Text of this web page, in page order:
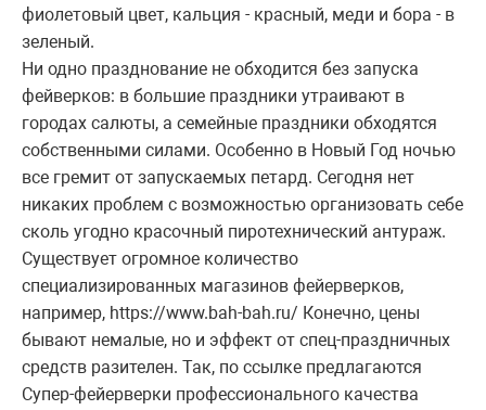
фиолетовый цвет, кальция - красный, меди и бора - в
зеленый.
Ни одно празднование не обходится без запуска
фейверков: в большие праздники утраивают в
городах салюты, а семейные праздники обходятся
собственными силами. Особенно в Новый Год ночью
все гремит от запускаемых петард. Сегодня нет
никаких проблем с возможностью организовать себе
сколь угодно красочный пиротехнический антураж.
Существует огромное количество
специализированных магазинов фейерверков,
например, https://www.bah-bah.ru/ Конечно, цены
бывают немалые, но и эффект от спец-праздничных
средств разителен. Так, по ссылке предлагаются
Супер-фейерверки профессионального качества